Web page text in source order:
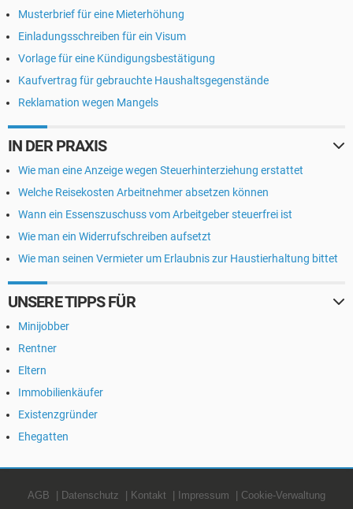
Musterbrief für eine Mieterhöhung
Einladungsschreiben für ein Visum
Vorlage für eine Kündigungsbestätigung
Kaufvertrag für gebrauchte Haushaltsgegenstände
Reklamation wegen Mangels
IN DER PRAXIS
Wie man eine Anzeige wegen Steuerhinterziehung erstattet
Welche Reisekosten Arbeitnehmer absetzen können
Wann ein Essenszuschuss vom Arbeitgeber steuerfrei ist
Wie man ein Widerrufschreiben aufsetzt
Wie man seinen Vermieter um Erlaubnis zur Haustierhaltung bittet
UNSERE TIPPS FÜR
Minijobber
Rentner
Eltern
Immobilienkäufer
Existenzgründer
Ehegatten
AGB Datenschutz Kontakt Impressum Cookie-Verwaltung